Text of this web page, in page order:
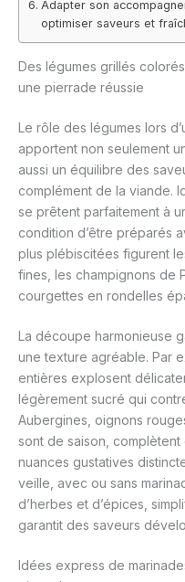
Adapter son
optimiser saveurs et
Des légumes grillés
une pierrade réussie
Le rôle des légumes lors
apportent non seulement
aussi un équilibre des
complément de la viande.
se prêtent parfaitement à
condition d’être préparés
plus plébiscitées figurent
fines, les champignons de
courgettes en rondelles
La découpe harmonieuse
une texture agréable. Par
entières explosent
légèrement sucré qui
Aubergines, oignons
sont de saison,
nuances gustatives
veille, avec ou sans
d’herbes et d’épices,
garantit des saveurs
Idées express de